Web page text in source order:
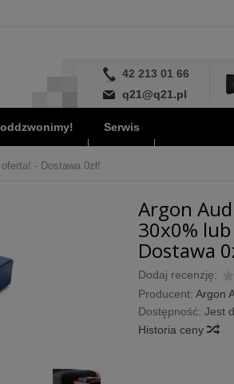
42 213 01 66
q21@q21.pl
Serwis
- Dostawa 0zł!
Argon
30x0%
Dostawa
Dodaj recenzję:
Producent: Argon
Dostępność: Jest
Historia ceny